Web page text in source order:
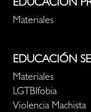
EDUCACIÓN
Materiales
EDUCACIÓN
Materiales
LGTBIfobia
Violencia Machista